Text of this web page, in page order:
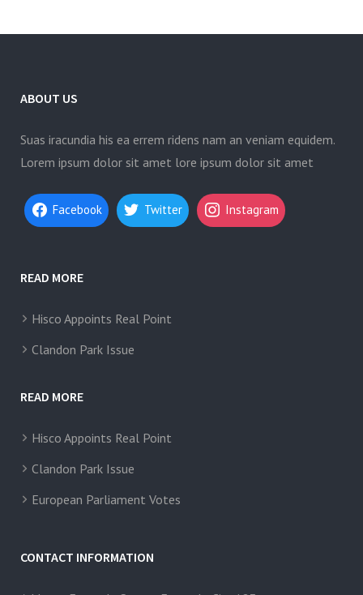
ABOUT US
Suas iracundia his ea errem ridens nam an veniam equidem.
Lorem ipsum dolor sit amet lore ipsum dolor sit amet
Facebook Twitter Instagram
READ MORE
Hisco Appoints Real Point
Clandon Park Issue
READ MORE
Hisco Appoints Real Point
Clandon Park Issue
European Parliament Votes
CONTACT INFORMATION